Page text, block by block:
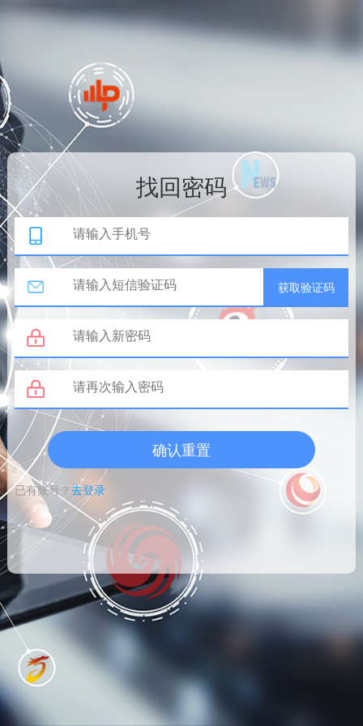
找回密码
获取验证码
确认重置
已有账号？ 去登录